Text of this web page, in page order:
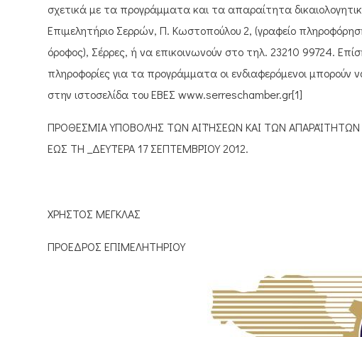
σχετικά με τα προγράμματα και τα απαραίτητα
Επιμελητήριο Σερρών, Π. Κωστοπούλου 2, (γραφείο
όροφος), Σέρρες, ή να επικοινωνούν στο τηλ. 23210 99724.
πληροφορίες για τα προγράμματα οι ενδιαφερόμενοι μπορούν
στην ιστοσελίδα του ΕΒΕΣ www.serreschamber.gr[1]
ΠΡΟΘΕΣΜΊΑ ΥΠΟΒΟΛΉΣ ΤΩΝ ΑΙΤΉΣΕΩΝ ΚΑΙ ΤΩΝ ΑΠΑΡΑΊΤΗΤΩΝ
ΈΩΣ ΤΗ _ΔΕΥΤΈΡΑ 17 ΣΕΠΤΕΜΒΡΊΟΥ 2012.
ΧΡΗΣΤΟΣ ΜΕΓΚΛΑΣ
ΠΡΟΕΔΡΟΣ ΕΠΙΜΕΛΗΤΗΡΙΟΥ